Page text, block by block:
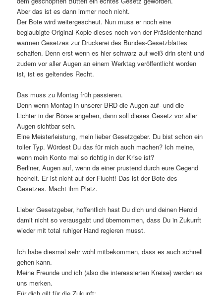
Aber das ist es dann immer noch nicht.
Der Bote wird weitergescheut. Nun muss er noch eine
beglaubigte Original-Kopie dieses noch von der Präsidentenhand
warmen Gesetzes zur Druckerei des Bundes-Gesetzblattes
schaffen. Denn erst wenn es hier schwarz auf weiß drin steht und
zudem vor aller Augen an einem Werktag veröffentlicht worden
ist, ist es geltendes Recht.
Das muss zu Montag früh passieren.
Denn wenn Montag in unserer BRD die Augen auf- und die
Lichter in der Börse angehen, dann soll dieses Gesetz vor aller
Augen sichtbar sein.
Eine Meisterleistung, mein lieber Gesetzgeber. Du bist schon ein
toller Typ. Würdest Du das für mich auch machen? Ich meine,
wenn mein Konto mal so richtig in der Krise ist?
Berliner, Augen auf, wenn da einer prustend durch eure Gegend
hechelt. Er ist nicht auf der Flucht! Das ist der Bote des
Gesetzes. Macht ihm Platz.
Lieber Gesetzgeber, hoffentlich hast Du dich und deinen Herold
damit nicht so verausgabt und übernommen, dass Du in Zukunft
wieder mit total ruhiger Hand regieren musst.
Ich habe diesmal sehr wohl mitbekommen, dass es auch schnell
gehen kann.
Meine Freunde und ich (also die interessierten Kreise) werden es
uns merken.
Für dich gilt für die Zukunft: